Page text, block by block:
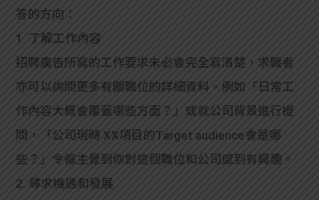
答的方向：
1. 了解工作內容
招聘廣告所寫的工作要求未必會完全寫清楚，求職者
亦可以詢問更多有關職位的詳細資料。例如「日常工
作內容大概會覆蓋哪些方面？」或就公司背景進行提
問，「公司現時 XX項目的Target audience會是哪
些？」令僱主覺到你對這個職位和公司感到有興趣。
2. 尋求機遇和發展